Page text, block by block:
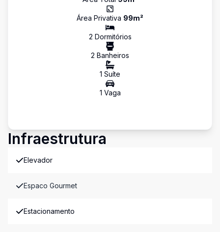
Área Privativa 99m²
2 Dormitórios
2 Banheiros
1 Suíte
1 Vaga
Infraestrutura
Elevador
Espaco Gourmet
Estacionamento